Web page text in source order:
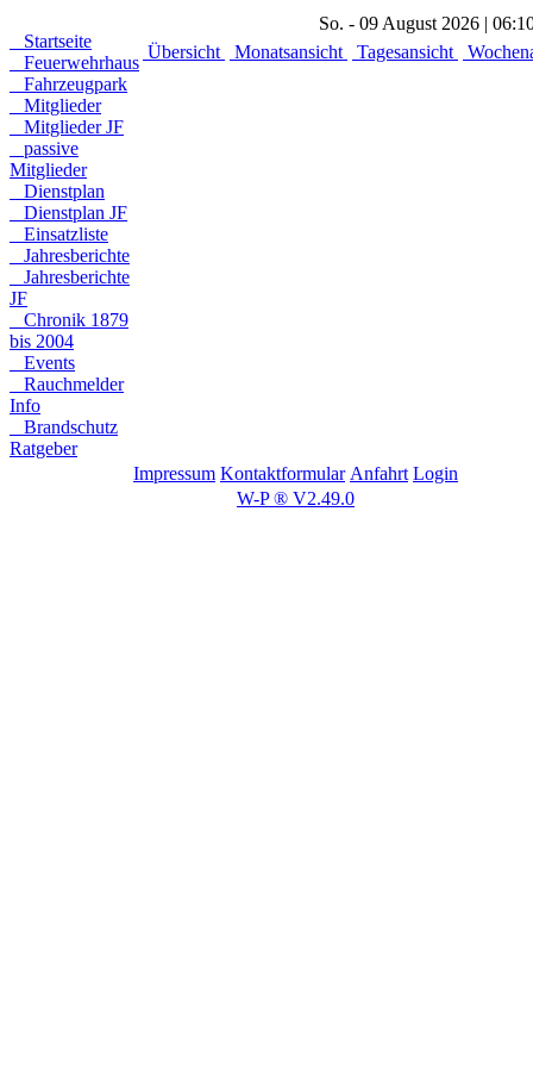
Startseite
Feuerwehrhaus
Fahrzeugpark
Mitglieder
Mitglieder JF
passive
Mitglieder
Dienstplan
Dienstplan JF
Einsatzliste
Jahresberichte
Jahresberichte
JF
Chronik 1879
bis 2004
Events
Rauchmelder
Info
Brandschutz
Ratgeber
So. - 09 August 2026 |
Übersicht
Monatsansicht Tagesansicht
Impressum Kontaktformular Anfahrt Login
W-P ® V2.49.0